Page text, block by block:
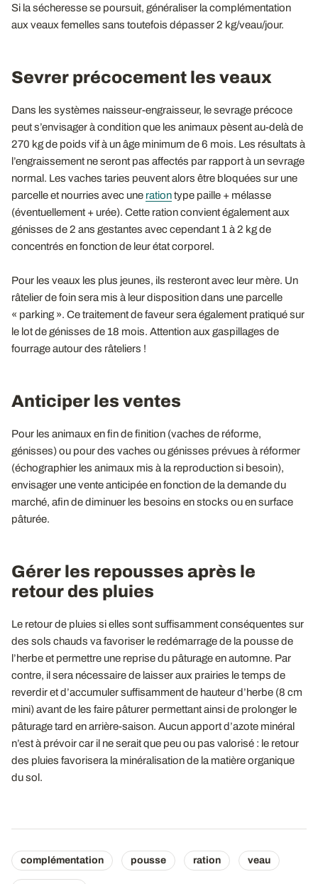
Si la sécheresse se poursuit, généraliser la complémentation
aux veaux femelles sans toutefois dépasser 2 kg/veau/jour.
Sevrer précocement les veaux
Dans les systèmes naisseur-engraisseur, le sevrage précoce
peut s’envisager à condition que les animaux pèsent au-delà de
270 kg de poids vif à un âge minimum de 6 mois. Les résultats à
l’engraissement ne seront pas affectés par rapport à un sevrage
normal. Les vaches taries peuvent alors être bloquées sur une
parcelle et nourries avec une rationtype paille + mélasse
(éventuellement + urée). Cette ration convient également aux
génisses de 2 ans gestantes avec cependant 1 à 2 kg de
concentrés en fonction de leur état corporel.
Pour les veaux les plus jeunes, ils resteront avec leur mère. Un
râtelier de foin sera mis à leur disposition dans une parcelle
« parking ». Ce traitement de faveur sera également pratiqué sur
le lot de génisses de 18 mois. Attention aux gaspillages de
fourrage autour des râteliers !
Anticiper les ventes
Pour les animaux en fin de finition (vaches de réforme,
génisses) ou pour des vaches ou génisses prévues à réformer
(échographier les animaux mis à la reproduction si besoin),
envisager une vente anticipée en fonction de la demande du
marché, afin de diminuer les besoins en stocks ou en surface
pâturée.
Gérer les repousses après le
retour des pluies
Le retour de pluies si elles sont suffisamment conséquentes sur
des sols chauds va favoriser le redémarrage de la pousse de
l’herbe et permettre une reprise du pâturage en automne. Par
contre, il sera nécessaire de laisser aux prairies le temps de
reverdir et d’accumuler suffisamment de hauteur d’herbe (8 cm
mini) avant de les faire pâturer permettant ainsi de prolonger le
pâturage tard en arrière-saison. Aucun apport d’azote minéral
n’est à prévoir car il ne serait que peu ou pas valorisé : le retour
des pluies favorisera la minéralisation de la matière organique
du sol.
complémentation pousse ration veau